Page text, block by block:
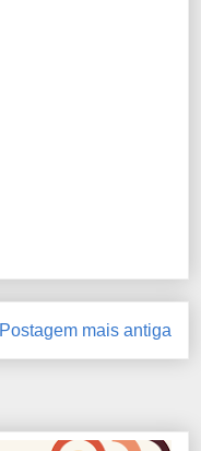
Postagem mais antiga